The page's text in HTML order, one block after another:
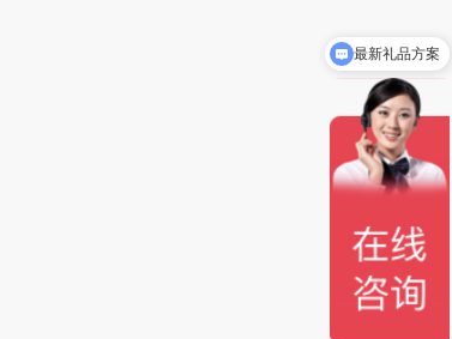
最新礼品方案